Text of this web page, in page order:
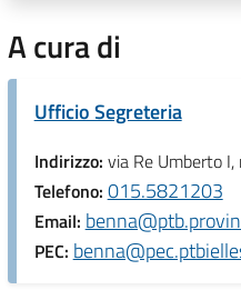
A cura di
Ufficio Segreteria
Indirizzo: via Re Umberto
Telefono: 015.5821203
Email:
PEC: